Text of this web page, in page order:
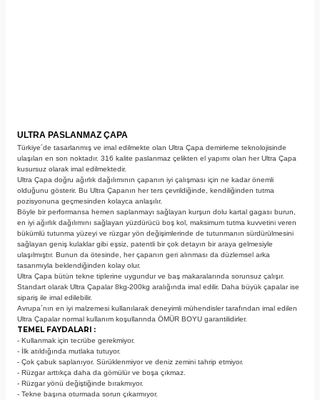
ULTRA PASLANMAZ ÇAPA
Türkiye´de tasarlanmış ve imal edilmekte olan Ultra Çapa demirleme teknolojisinde
ulaşılan en son noktadır. 316 kalite paslanmaz çelikten el yapımı olan her Ultra Çapa
kusursuz olarak imal edilmektedir.
Ultra Çapa doğru ağırlık dağılımının çapanın iyi çalışması için ne kadar önemli
olduğunu gösterir. Bu Ultra Çapanın her ters çevrildiğinde, kendiliğinden tutma
pozisyonuna geçmesinden kolayca anlaşılır.
Böyle bir performansa hemen saplanmayı sağlayan kurşun dolu kartal gagası burun,
en iyi ağırlık dağılımını sağlayan yüzdürücü boş kol, maksimum tutma kuvvetini veren
bükümlü tutunma yüzeyi ve rüzgar yön değişimlerinde de tutunmanın sürdürülmesini
sağlayan geniş kulaklar gibi eşsiz, patentli bir çok detayın bir araya gelmesiyle
ulaşılmıştır. Bunun da ötesinde, her çapanın geri alınması da düzlemsel arka
tasarımıyla beklendiğinden kolay olur.
Ultra Çapa bütün tekne tiplerine uygundur ve baş makaralarında sorunsuz çalışır.
Standart olarak Ultra Çapalar 8kg-200kg aralığında imal edilir. Daha büyük çapalar ise
sipariş ile imal edilebilir.
Avrupa´nın en iyi malzemesi kullanılarak deneyimli mühendisler tarafından imal edilen
Ultra Çapalar normal kullanım koşullarında ÖMÜR BOYU garantilidirler.
TEMEL FAYDALARI :
- Kullanmak için tecrübe gerekmiyor.
- İlk atıldığında mutlaka tutuyor.
- Çok çabuk saplanıyor. Sürüklenmiyor ve deniz zemini tahrip etmiyor.
- Rüzgar arttıkça daha da gömülür ve boşa çıkmaz.
- Rüzgar yönü değiştiğinde bırakmıyor.
- Tekne başına oturmada sorun çıkarmıyor.